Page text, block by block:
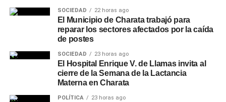
SOCIEDAD 22 horas ago
El Municipio de Charata trabajó para
reparar los sectores afectados por la caída
de postes
SOCIEDAD 23 horas ago
El Hospital Enrique V. de Llamas invita al
cierre de la Semana de la Lactancia
Materna en Charata
POLÍTICA 23 horas ago